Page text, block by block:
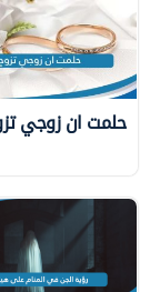
حلمت ان زوجي